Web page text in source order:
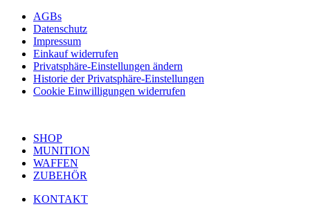
AGBs
Datenschutz
Impressum
Einkauf widerrufen
Privatsphäre-Einstellungen ändern
Historie der Privatsphäre-Einstellungen
Cookie Einwilligungen widerrufen
SHOP
MUNITION
WAFFEN
ZUBEHÖR
KONTAKT